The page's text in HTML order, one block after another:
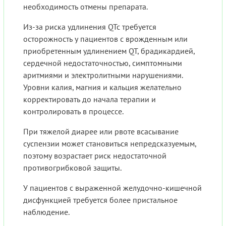
необходимость отмены препарата.
Из-за риска удлинения QTc требуется
осторожность у пациентов с врожденным или
приобретенным удлинением QT, брадикардией,
сердечной недостаточностью, симптомными
аритмиями и электролитными нарушениями.
Уровни калия, магния и кальция желательно
корректировать до начала терапии и
контролировать в процессе.
При тяжелой диарее или рвоте всасывание
суспензии может становиться непредсказуемым,
поэтому возрастает риск недостаточной
противогрибковой защиты.
У пациентов с выраженной желудочно-кишечной
дисфункцией требуется более пристальное
наблюдение.